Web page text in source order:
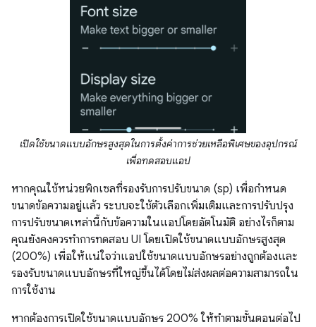
เปิดใช้ขนาดแบบอักษรสูงสุดในการตั้งค่าการช่วยเหลือพิเศษของอุปกรณ์
เพื่อทดสอบแอป
หากคุณใช้หน่วยพิกเซลที่รองรับการปรับขนาด (sp) เพื่อกำหนด
ขนาดข้อความอยู่แล้ว ระบบจะใช้ตัวเลือกเพิ่มเติมและการปรับปรุง
การปรับขนาดเหล่านี้กับข้อความในแอปโดยอัตโนมัติ อย่างไรก็ตาม
คุณยังคงควรทำการทดสอบ UI โดยเปิดใช้ขนาดแบบอักษรสูงสุด
(200%) เพื่อให้แน่ใจว่าแอปใช้ขนาดแบบอักษรอย่างถูกต้องและ
รองรับขนาดแบบอักษรที่ใหญ่ขึ้นได้โดยไม่ส่งผลต่อความสามารถใน
การใช้งาน
หากต้องการเปิดใช้ขนาดแบบอักษร 200% ให้ทำตามขั้นตอนต่อไป